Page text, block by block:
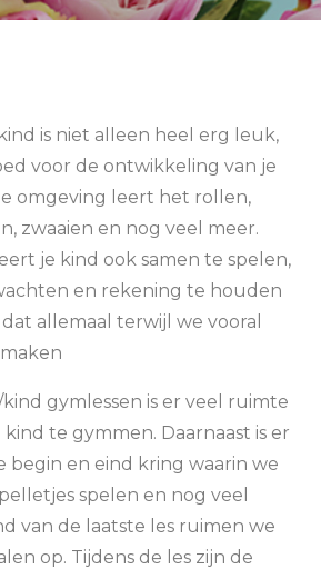
is niet alleen heel erg leuk,
voor de ontwikkeling van je
omgeving leert het rollen,
zwaaien en nog veel meer.
je kind ook samen te spelen,
en rekening te houden
allemaal terwijl we vooral
gymlessen is er veel ruimte
te gymmen. Daarnaast is er
begin en eind kring waarin we
spelen en nog veel
van de laatste les ruimen we
op. Tijdens de les zijn de